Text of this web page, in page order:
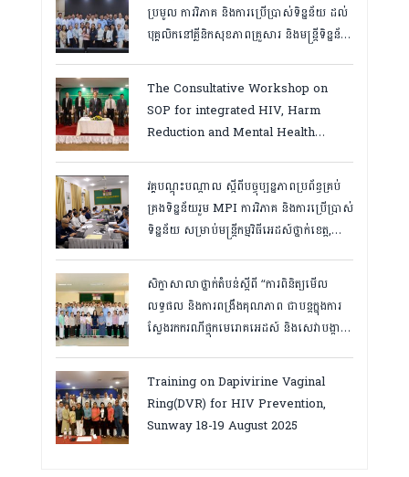
ប្រមូល ការវិភាគ និងការប្រើប្រាស់ទិន្នន័យ ដល់
បុគ្គលិកនៅគ្លីនិកសុខភាពគ្រួសារ និងមន្ត្រីទិន្នន័យ
ឆ្នាំ២០២៦
The Consultative Workshop on
SOP for integrated HIV, Harm
Reduction and Mental Health
វគ្គបណ្ដុះបណ្តាល ស្តីពីបច្ចុប្បន្នភាពប្រព័ន្ធគ្រប់
គ្រងទិន្នន័យរួម MPI ការវិភាគ និងការប្រើប្រាស់
ទិន្នន័យ សម្រាប់មន្រ្តីកម្មវិធីអេដស៍ថ្នាក់ខេត្ត,
សិក្ខាសាលាថ្នាក់តំបន់ស្តីពី “ការពិនិត្យមើល
លទ្ធផល និងការពង្រឹងគុណភាព ជាបន្តក្នុងការ
ស្វែងរកករណីផ្ទុកមេរោគអេដស៍ និងសេវាបង្ការ
សម្រេចគោលដៅ ៩៥-៩៥-៩៥”, តាកែវ
ថ្ងៃទី១២-១៣ សីហា ២០២៥
Training on Dapivirine Vaginal
Ring(DVR) for HIV Prevention,
Sunway 18-19 August 2025